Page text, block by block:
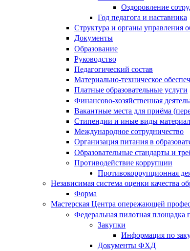
Оздоровление
Год педагога и наставника
Структура и органы управления
Документы
Образование
Руководство
Педагогический состав
Материально-техническое
Платные образовательные услуги
Финансово-хозяйственная
Вакантные места для приёма
Стипендии и иные виды
Международное сотрудничество
Организация питания в
Образовательные стандарты и
Противодействие коррупции
Противокоррупционная
Независимая система оценки качества
Форма
Мастерская Центра опережающей
Федеральная пилотная площадка
Закупки
Информация по
Документы ФХД